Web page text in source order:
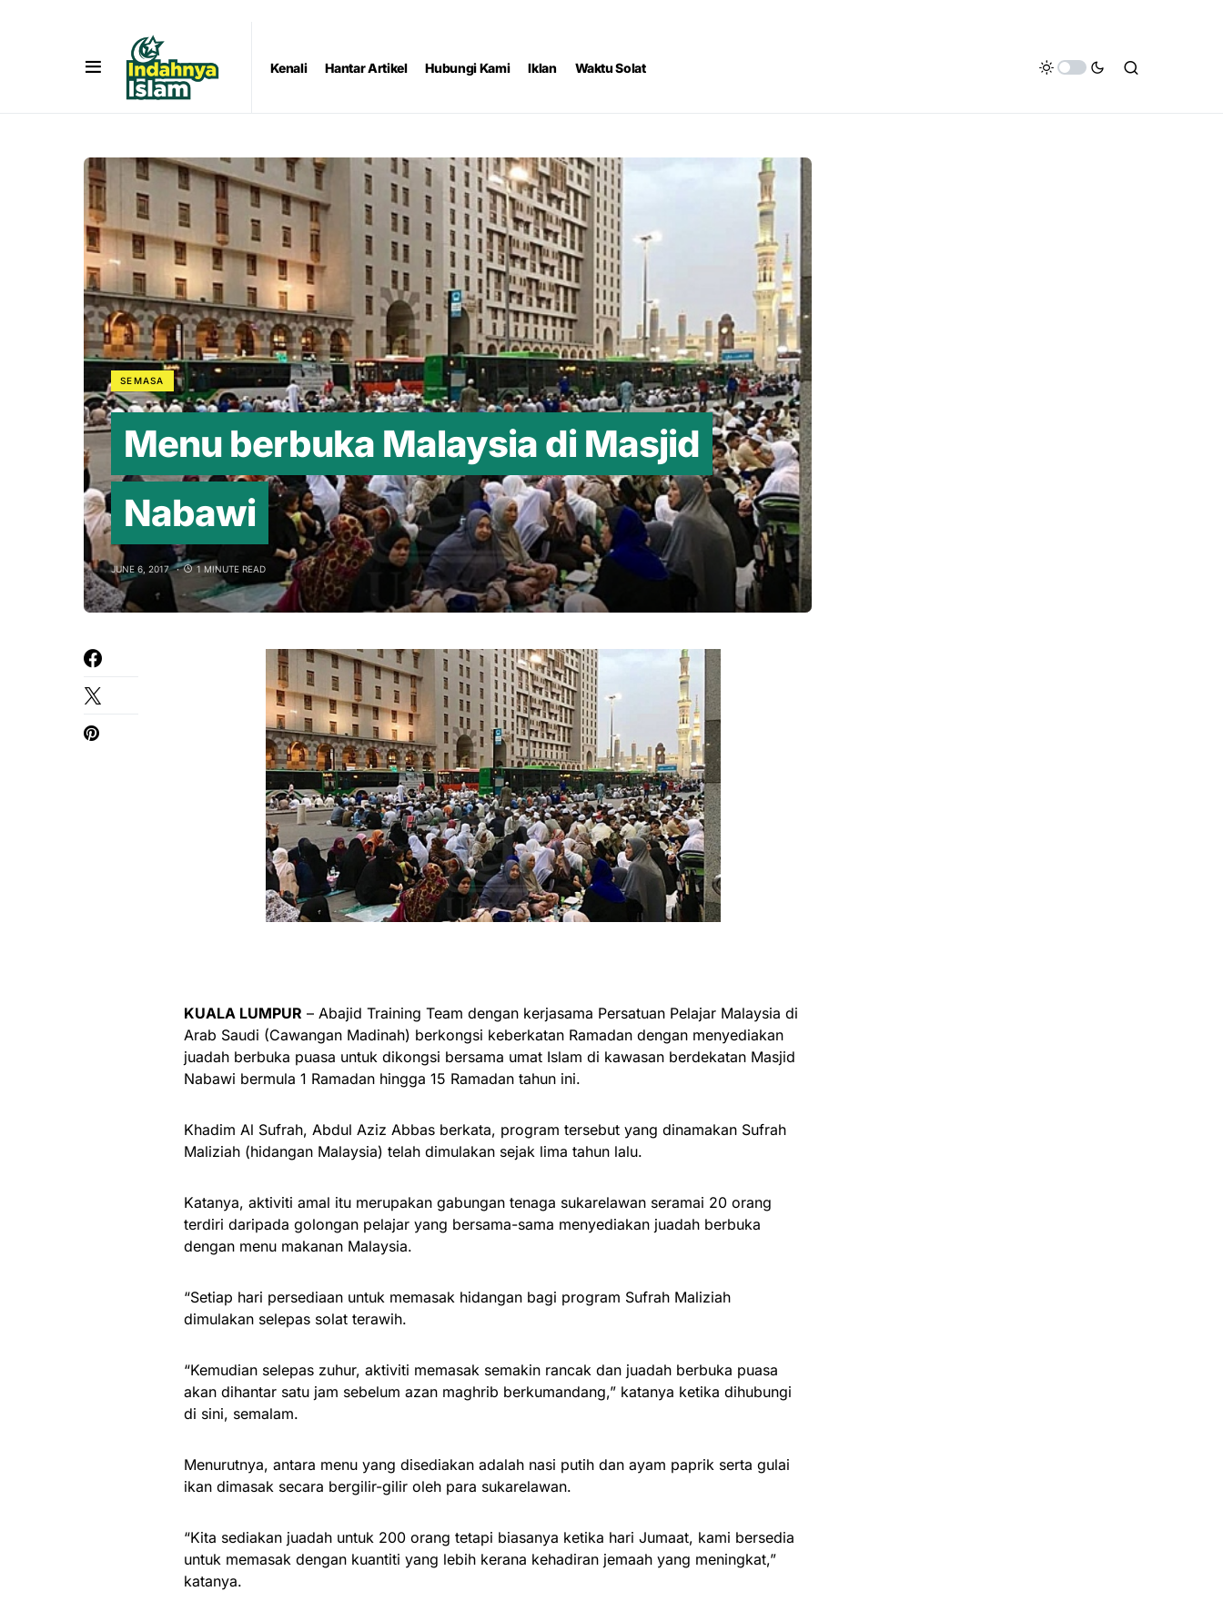
Kenali Hantar Artikel Hubungi Kami Iklan Waktu Solat
SEMASA
Menu berbuka Malaysia di Masjid
Nabawi
JUNE 6, 2017 1 MINUTE READ
KUALA LUMPUR – Abajid Training Team dengan kerjasama Persatuan Pelajar Malaysia di
Arab Saudi (Cawa­ngan Madinah) berkongsi keberkatan Ramadan dengan menyediakan
juadah berbuka puasa untuk dikongsi bersama umat Islam di kawasan berdekatan Masjid
Nabawi bermula 1 Ramadan hingga 15 Ramadan tahun ini.
Khadim Al Sufrah, Abdul Aziz Abbas berkata, program tersebut yang dinamakan Sufrah
Maliziah (hidangan Malaysia) telah dimulakan sejak lima tahun lalu.
Katanya, aktiviti amal itu merupakan gabungan tenaga sukarelawan seramai 20 orang
terdiri daripada golo­ngan pelajar yang bersama-sama menyediakan juadah berbuka
dengan menu makanan Malaysia.
“Setiap hari persediaan untuk memasak hidangan bagi program Sufrah Maliziah
dimulakan selepas solat te­rawih.
“Kemudian selepas zuhur, aktiviti memasak semakin rancak dan juadah berbuka puasa
akan dihantar satu jam sebelum azan maghrib berkumandang,” katanya ketika dihubungi
di sini, semalam.
Menurutnya, antara menu yang disediakan adalah nasi putih dan ayam paprik serta gulai
ikan dimasak secara bergilir-gilir oleh para sukarelawan.
“Kita sediakan juadah untuk 200 orang tetapi biasanya ketika hari Jumaat, kami bersedia
untuk memasak dengan kuantiti yang lebih kerana kehadiran jemaah yang mening­kat,”
katanya.